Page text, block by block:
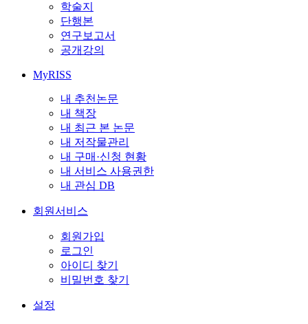
학술지
단행본
연구보고서
공개강의
MyRISS
내 추천논문
내 책장
내 최근 본 논문
내 저작물관리
내 구매·신청 현황
내 서비스 사용권한
내 관심 DB
회원서비스
회원가입
로그인
아이디 찾기
비밀번호 찾기
설정